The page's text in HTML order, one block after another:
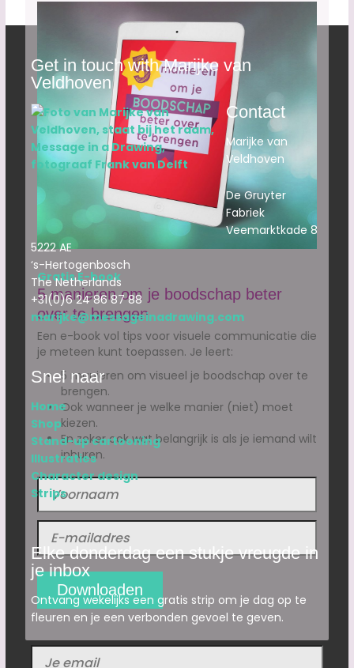
Gratis E-book
5 manieren om je boodschap beter
over te brengen
Een e-book vol tips voor visuele communicatie die
je meteen kunt toepassen. Je leert:
5 manieren om visueel je boodschap over te
brengen.
Ook wanneer je welke manier (niet) moet
kiezen.
En zeker ook wat belangrijk is als je iemand wilt
inhuren.
Get in touch with Marijke van
Veldhoven
Contact
Marijke van
Veldhoven
De Gruyter
Fabriek
Veemarktkade 8
5222 AE
‘s-Hertogenbosch
The Netherlands
+31(0)6 24 86 87 88
marijke@messageinadrawing.com
Snel naar
Home
Shop
Stand-up cartooning
Illustraties
Character design
Strips
Elke donderdag een stukje vreugde in
je inbox
Ontvang wekelijks een gratis strip om je dag op te
fleuren en je een verbonden gevoel te geven.